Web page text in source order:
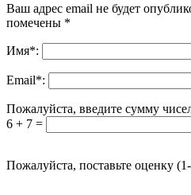
Ваш адрес email не будет
помечены *
Имя*:
Email*:
Пожалуйста, введите сумму
6 + 7 =
Пожалуйста, поставьте оценку